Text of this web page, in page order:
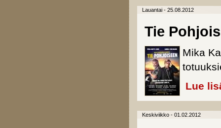
Lauantai - 25.08.2012
Tie
Mika
Lue
Keskiviikko - 01.02.2012